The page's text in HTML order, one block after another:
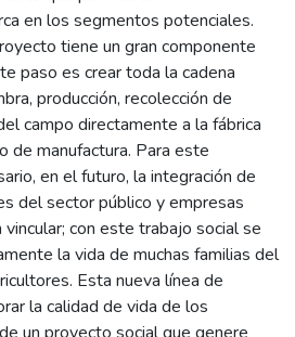
en los segmentos potenciales.
tiene un gran componente
paso es crear toda la cadena
producción, recolección de
campo directamente a la fábrica
de manufactura. Para este
en el futuro, la integración de
del sector público y empresas
con este trabajo social se
la vida de muchas familias del
Esta nueva línea de
la calidad de vida de los
un proyecto social que genere